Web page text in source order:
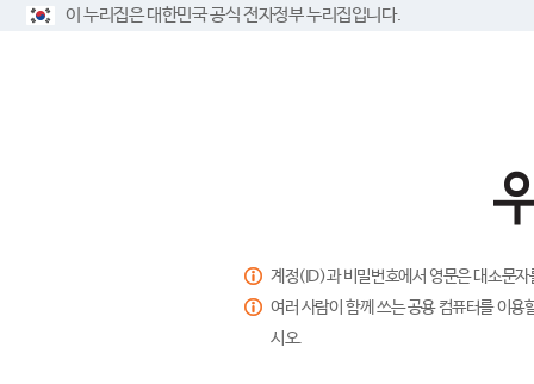
이 누리집은 대한민국 공식 전자정부 누리집입니다.
계정(ID)과 비밀번호에서 영문은 대소문
여러 사람이 함께 쓰는 공용 컴퓨터를 이
시오.